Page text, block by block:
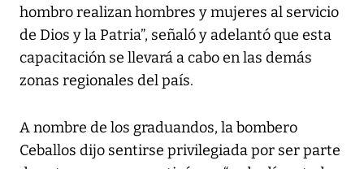
hombro realizan hombres y mujeres al servicio
de Dios y la Patria”, señaló y adelantó que esta
capacitación se llevará a cabo en las demás
zonas regionales del país.
A nombre de los graduandos, la bombero
Ceballos dijo sentirse privilegiada por ser parte